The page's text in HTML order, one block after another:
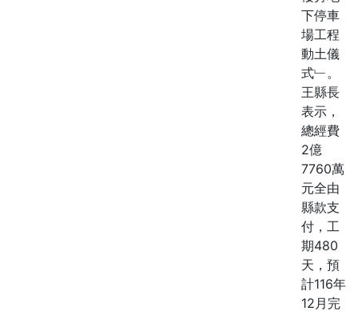
下停車
場工程
動土儀
式﹂。
王縣長
表示，
總經費
2億
7760萬
元全由
縣款支
付，工
期480
天，預
計116年
12月完